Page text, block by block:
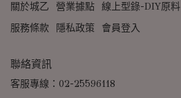
關於城乙 營業據點 線上型錄-DIY原料
服務條款
隱私政策 會員登入
聯絡資訊
客服專線：02-25596118